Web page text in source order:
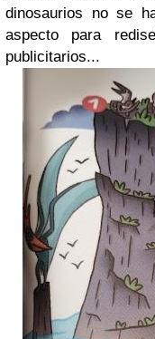
dinosaurios no se
aspecto para
publicitarios...